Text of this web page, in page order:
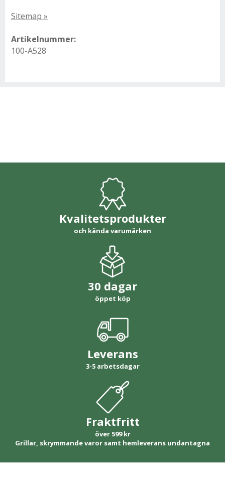
Sitemap »
Artikelnummer:
100-A528
Kvalitetsprodukter
och kända varumärken
30 dagar
öppet köp
Leverans
3-5 arbetsdagar
Fraktfritt
över 599 kr
Grillar, skrymmande varor samt hemleverans undantagna